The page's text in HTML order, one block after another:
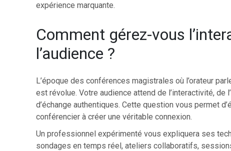
expérience marquante.
Comment gérez-vous
l’audience ?
L’époque des conférences magistrales où l’orateur
est révolue. Votre audience attend de l’interactivité, de
d’échange authentiques. Cette question vous permet
conférencier à créer une véritable connexion.
Un professionnel expérimenté vous expliquera ses
sondages en temps réel, ateliers collaboratifs,